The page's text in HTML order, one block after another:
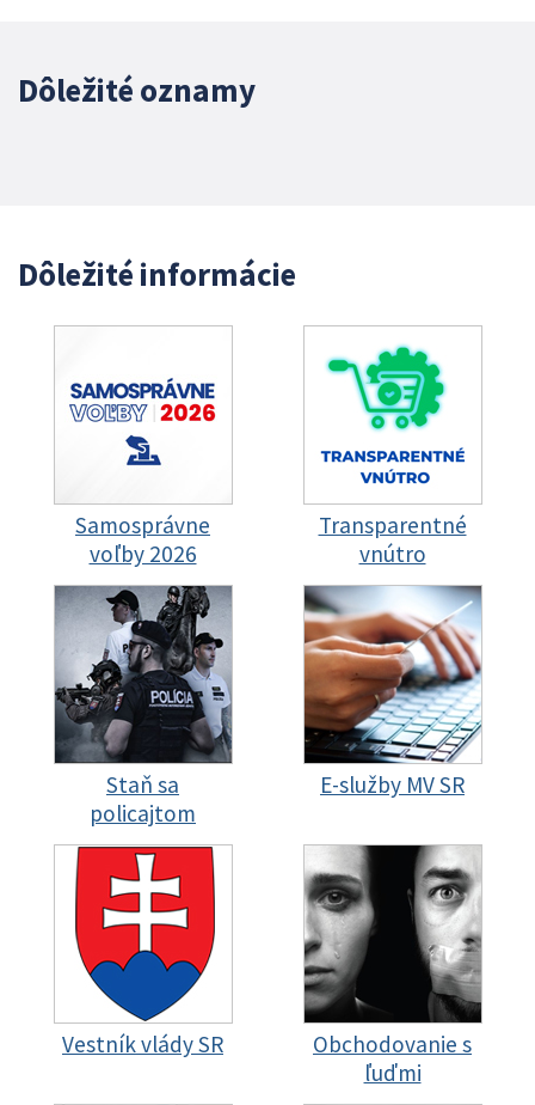
Dôležité oznamy
Dôležité informácie
Samosprávne
voľby 2026
Transparentné
vnútro
Staň sa
policajtom
E-služby MV SR
Vestník vlády SR
Obchodovanie s
ľuďmi